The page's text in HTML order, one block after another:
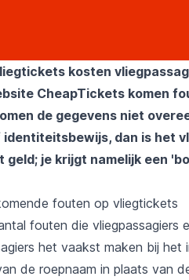
kosten
CheapTickets komen
de gegevens niet
dan is het
geld; je krijgt namelijk een
fouten op vliegtickets
fouten die
het vaakst maken bij
de roepnaam in plaats van